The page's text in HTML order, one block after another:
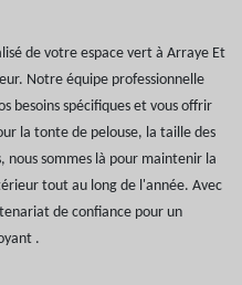
de votre espace vert à Arraye Et
Notre équipe professionnelle
besoins spécifiques et vous offrir
la tonte de pelouse, la taille des
sommes là pour maintenir la
tout au long de l'année. Avec
de confiance pour un
.